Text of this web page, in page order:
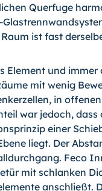
Querfuge
ist fast
Element und
mit wenig
in
war jedoch,
einer
liegt. Der
Feco
mit schlanken
anschließt.